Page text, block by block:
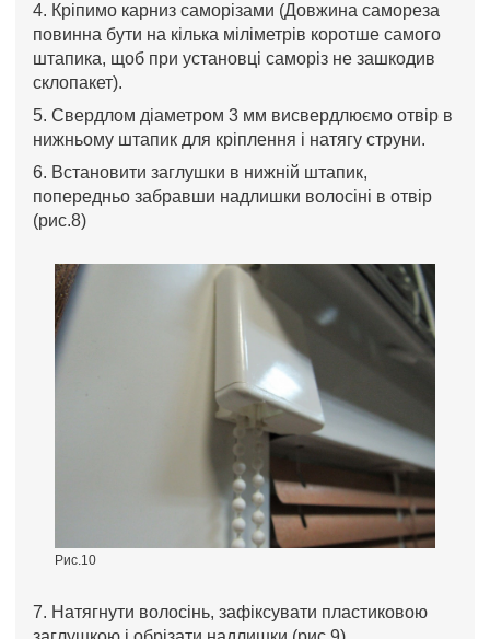
4. Кріпимо карниз саморізами (Довжина самореза
повинна бути на кілька міліметрів коротше самого
штапика, щоб при установці саморіз не зашкодив
склопакет).
5. Свердлом діаметром 3 мм висвердлюємо отвір в
нижньому штапик для кріплення і натягу струни.
6. Встановити заглушки в нижній штапик,
попередньо забравши надлишки волосіні в отвір
(рис.8)
Рис.10
7. Натягнути волосінь, зафіксувати пластиковою